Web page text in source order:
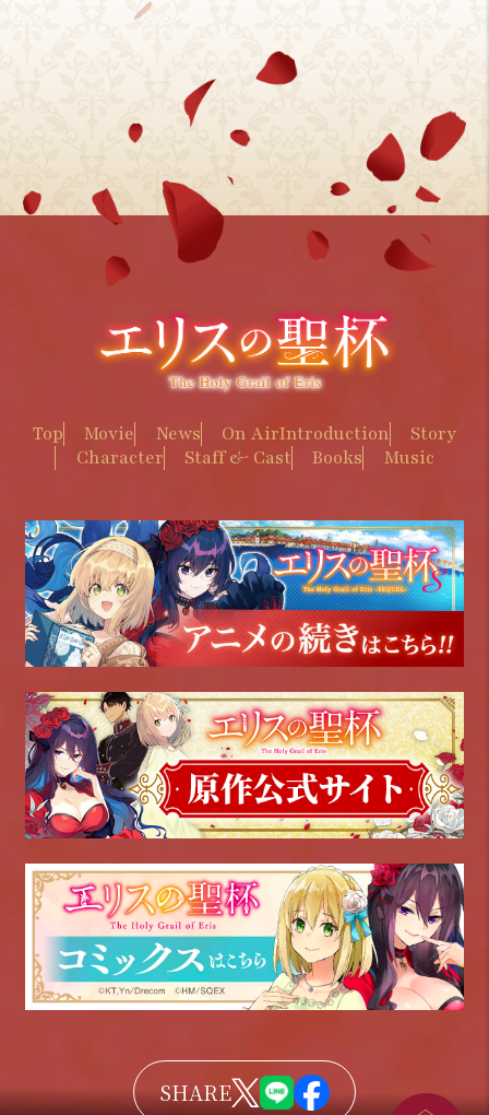
Top Movie News On AirIntroduction
Story
Character
Staff & Cast Books Music
SHARE